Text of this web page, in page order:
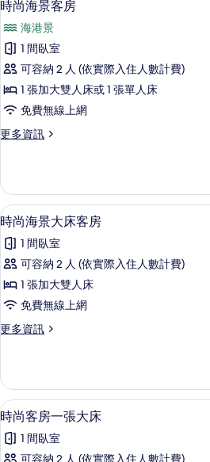
情
示
時
尚
海
景
客
房
所
有
相
片
時尚海景客房
海港景
1 間臥室
可容納 2 人 (依實際入住人數計費)
1 張加大雙人床或 1 張單人床
免費無線上網
更多資訊
更
海
景
客
的
詳
顯
示
時
尚
海
景
大
客
房
的
所
迷你
4
時尚海景大床客房
1 間臥室
可容納 2 人 (依實際入住人數計費)
1 張加大雙人床
免費無線上網
更多資訊
更
海
景
大
客
房
顯
示
時
迷你
3
時尚客房一張大床
1 間臥室
可容納 2 人 (依實際入住人數計費)